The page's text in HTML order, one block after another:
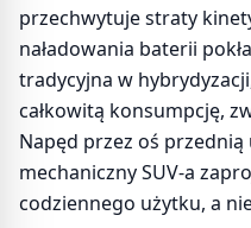
przechwytuje straty
naładowania baterii
tradycyjna w
całkowitą konsumpcję,
Napęd przez oś przednią
mechaniczny SUV-a
codziennego użytku, a